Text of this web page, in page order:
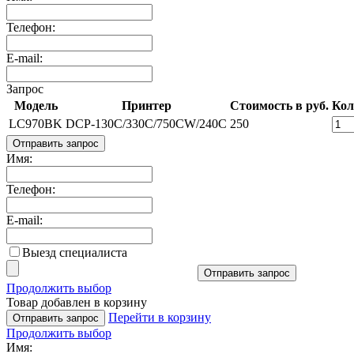
Телефон:
E-mail:
Запрос
Модель
Принтер Стоимость в руб.
LC970BK DCP-130C/330C/750CW/240C 250
Отправить запрос
Имя:
Телефон:
E-mail:
Выезд специалиста
Отправить запрос
Продолжить выбор
Товар добавлен в корзину
Отправить запрос
Перейти в корзину
Продолжить выбор
Имя: